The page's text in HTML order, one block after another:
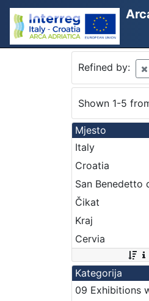
Refined by:
Shown 1-5
Mjesto
Italy
Croatia
San Benedetto
Čikat
Kraj
Cervia
Kategorija